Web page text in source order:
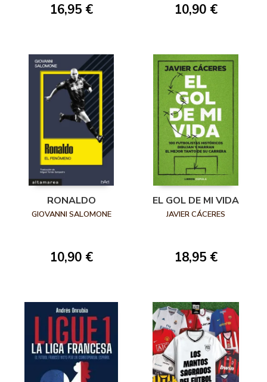
16,95 € 10,90 €
RONALDO
GIOVANNI SALOMONE
10,90 €
EL GOL DE MI VIDA
JAVIER CÁCERES
18,95 €